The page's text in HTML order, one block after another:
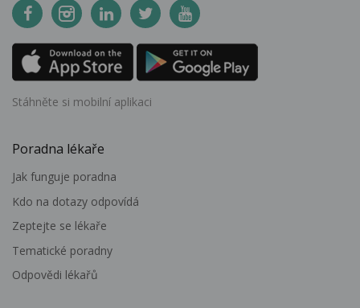
Stáhněte si mobilní aplikaci
Poradna lékaře
Jak funguje poradna
Kdo na dotazy odpovídá
Zeptejte se lékaře
Tematické poradny
Odpovědi lékařů